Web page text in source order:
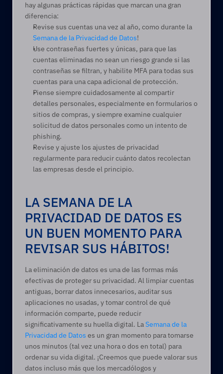
hay algunas prácticas rápidas que marcan una gran
diferencia:
Semana de la Privacidad de Datos!
Use contraseñas fuertes y únicas, para que las
cuentas eliminadas no sean un riesgo grande si las
contraseñas se filtran, y habilite MFA para todas sus
cuentas para una capa adicional de protección.
Piense siempre cuidadosamente al compartir
detalles personales, especialmente en formularios o
sitios de compras, y siempre examine cualquier
solicitud de datos personales como un intento de
phishing.
Revise y ajuste los ajustes de privacidad
regularmente para reducir cuánto datos recolectan
las empresas desde el principio.
LA SEMANA DE LA
PRIVACIDAD DE DATOS ES
UN BUEN MOMENTO PARA
REVISAR SUS HÁBITOS!
La eliminación de datos es una de las formas más
efectivas de proteger su privacidad. Al limpiar cuentas
antiguas, borrar datos innecesarios, auditar sus
aplicaciones no usadas, y tomar control de qué
información comparte, puede reducir
significativamente su huella digital. La Semana de la
Privacidad de Datos es un gran momento para tomarse
unos minutos (tal vez una hora o dos en total) para
ordenar su vida digital. ¡Creemos que puede valorar sus
datos incluso más que los mercadólogos y